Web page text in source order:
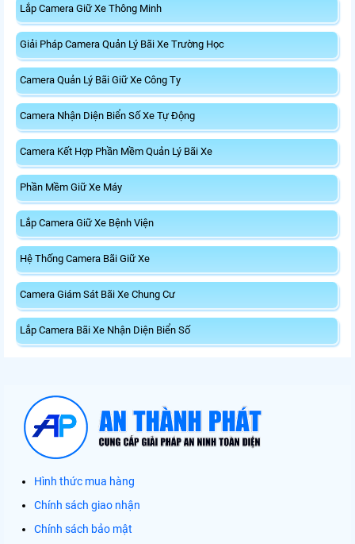
Lắp Camera Giữ Xe Thông Minh
Giải Pháp Camera Quản Lý Bãi Xe Trường Học
Camera Quản Lý Bãi Giữ Xe Công Ty
Camera Nhận Diện Biển Số Xe Tự Động
Camera Kết Hợp Phần Mềm Quản Lý Bãi Xe
Phần Mềm Giữ Xe Máy
Lắp Camera Giữ Xe Bệnh Viện
Hệ Thống Camera Bãi Giữ Xe
Camera Giám Sát Bãi Xe Chung Cư
Lắp Camera Bãi Xe Nhận Diện Biển Số
Hình thức mua hàng
Chính sách giao nhận
Chính sách bảo mật